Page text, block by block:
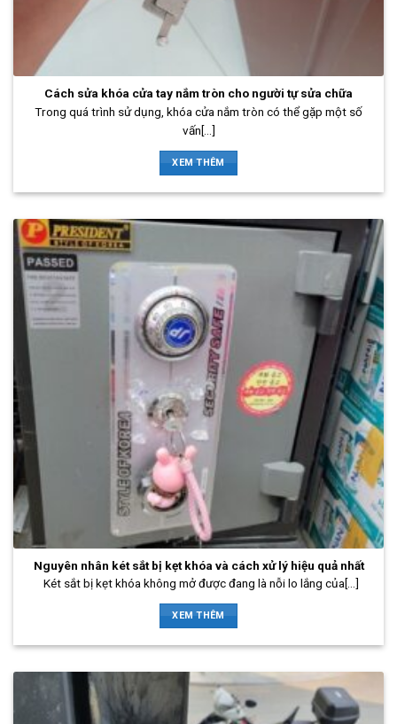
Cách sửa khóa cửa tay nắm tròn cho người tự sửa chữa
Trong quá trình sử dụng, khóa cửa nắm tròn có thể gặp một số
vấn[...]
XEM THÊM
Nguyên nhân két sắt bị kẹt khóa và cách xử lý hiệu quả nhất
Két sắt bị kẹt khóa không mở được đang là nỗi lo lắng của[...]
XEM THÊM